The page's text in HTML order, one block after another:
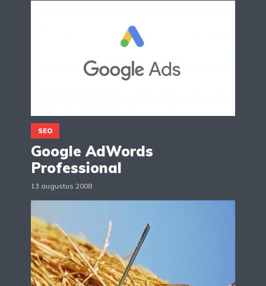
SEO
Google AdWords
Professional
13 augustus 2008